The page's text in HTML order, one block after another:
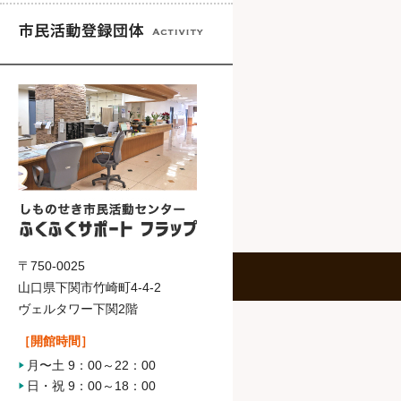
〒750-0025
山口県下関市竹崎町4-4-2
ヴェルタワー下関2階
［開館時間］
月〜土 9：00～22：00
日・祝 9：00～18：00